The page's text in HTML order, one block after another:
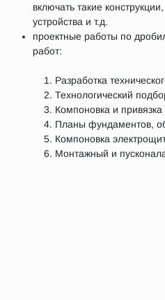
включать такие
устройства и т.д.
проектные работы по
работ:
Разработка
Технологический
Компоновка и
Планы фундаментов,
Компоновка
Монтажный и